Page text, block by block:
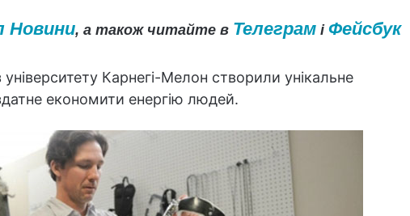
Новини, а також читайте в Телеграмі Фейсбук
Карнегі-Мелон створили унікальне
економити енергію людей.